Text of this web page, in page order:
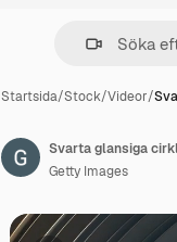
Startsida/Stock/Videor/
Svarta glansiga
Getty Images